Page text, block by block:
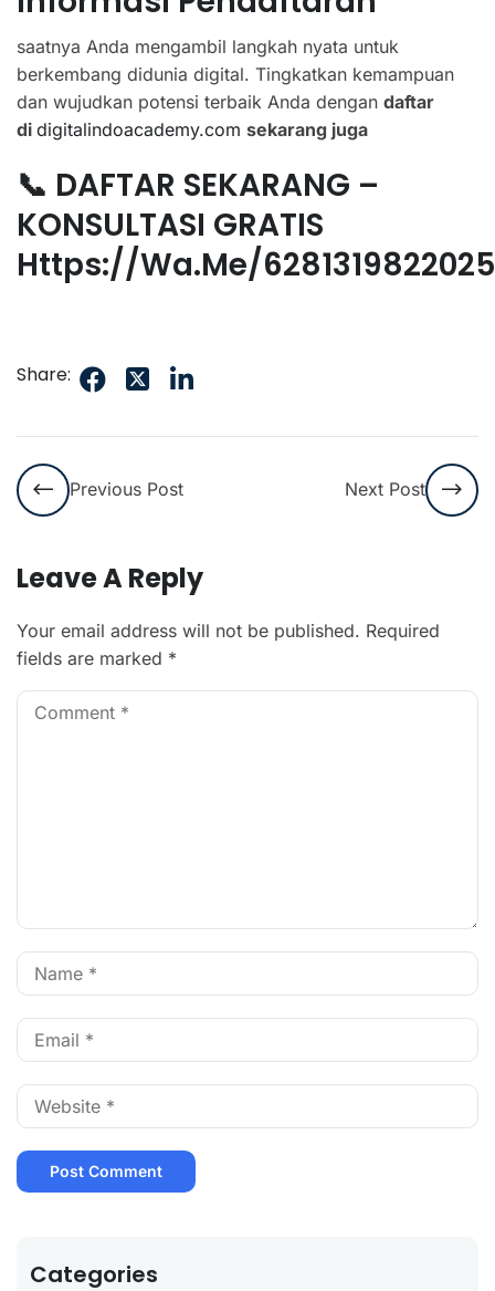
saatnya Anda mengambil langkah nyata untuk
berkembang didunia digital. Tingkatkan kemampuan
dan wujudkan potensi terbaik Anda dengan daftar
di digitalindoacademy.com sekarang juga
📞 DAFTAR SEKARANG –
KONSULTASI GRATIS
Https://wa.me/6281319822025
Share:
Previous Post Next Post
Leave A Reply
Your email address will not be published. Required
fields are marked *
Categories